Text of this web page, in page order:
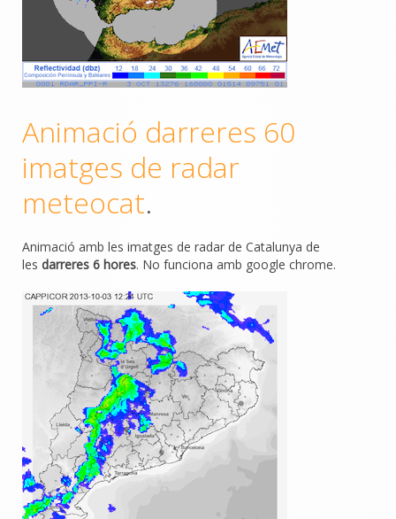
Animació darreres 60
imatges de radar
meteocat.
Animació amb les imatges de radar de Catalunya de
les darreres 6 hores. No funciona amb google chrome.